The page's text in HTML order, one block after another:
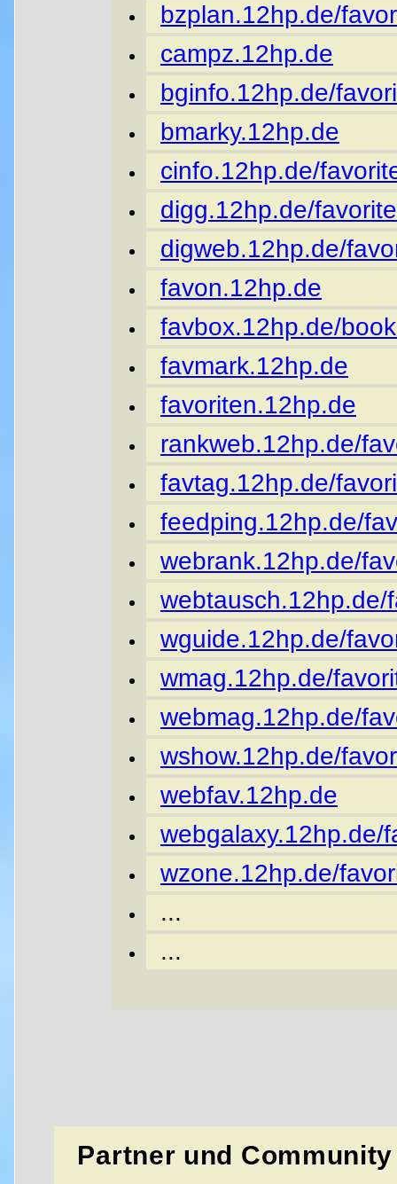
bzplan.12hp.de/
campz.12hp.de
bginfo.12hp.de/
bmarky.12hp.de
cinfo.12hp.de/
digg.12hp.de/
digweb.12hp.de/
favon.12hp.de
favbox.12hp.de/
favmark.12hp.de
favoriten.12hp.de
rankweb.12hp.de/
favtag.12hp.de/
feedping.12hp.de/
webrank.12hp.de/
webtausch.12hp.de/
wguide.12hp.de/
wmag.12hp.de/
webmag.12hp.de/
wshow.12hp.de/
webfav.12hp.de
webgalaxy.12hp.de/
wzone.12hp.de/
...
...
Partner und